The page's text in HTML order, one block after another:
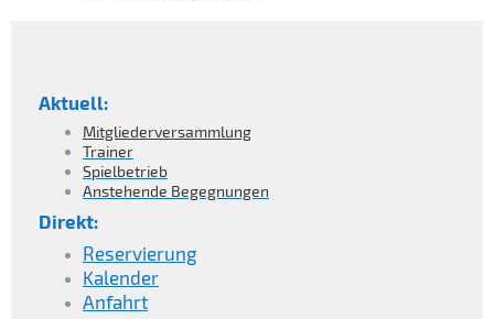
Aktuell:
Mitgliederversammlung
Trainer
Spielbetrieb
Anstehende Begegnungen
Direkt:
Reservierung
Kalender
Anfahrt